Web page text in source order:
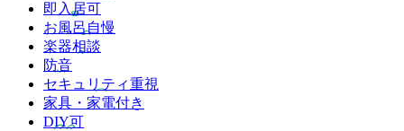
即入居可
お風呂自慢
楽器相談
防音
セキュリティ重視
家具・家電付き
DIY可